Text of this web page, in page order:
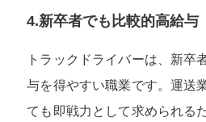
4.新卒者でも比較的高給与
トラックドライバーは、新卒
与を得やすい職業です。運送
ても即戦力として求められる